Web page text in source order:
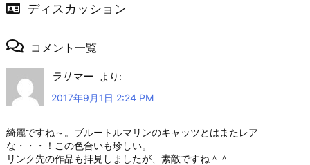
ディスカッション
コメント一覧
ラリマー
より:
2017年9月1日 2:24 PM
綺麗ですね～。ブルートルマリンのキャッツとはまたレア
な・・・！この色合いも珍しい。
リンク先の作品も拝見しましたが、素敵ですね＾＾